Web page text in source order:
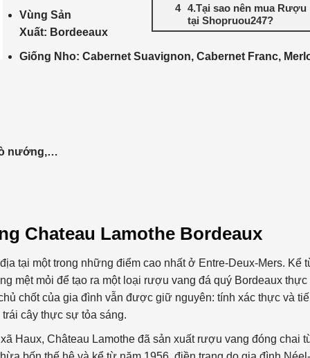
4.Tại sao nên mua Rượu
tại Shopruou247?
Vùng Sản
Xuất: Bordeeaux
Giống Nho: Cabernet Suavignon, Cabernet Franc,
nướng,…
Chateau Lamothe Bordeaux
tại một trong những điểm cao nhất ở Entre-Deux-Mers. Kể
mệt mỏi để tạo ra một loại rượu vang đá quý Bordeaux
chốt của gia đình vẫn được giữ nguyên: tính xác thực và
cây thực sự tỏa sáng.
Haux, Château Lamothe đã sản xuất rượu vang đóng chai